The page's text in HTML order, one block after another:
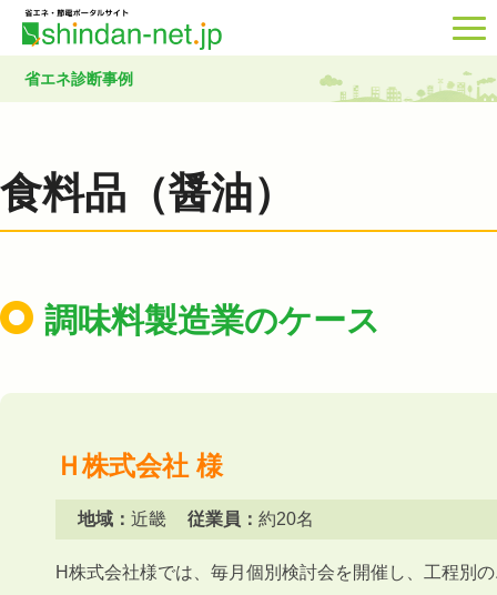
省エネ診断事例
食料品（醤油）
調味料製造業のケース
Ｈ株式会社 様
地域： 近畿 従業員： 約20名
H株式会社様では、毎月個別検討会を開催し、工程別